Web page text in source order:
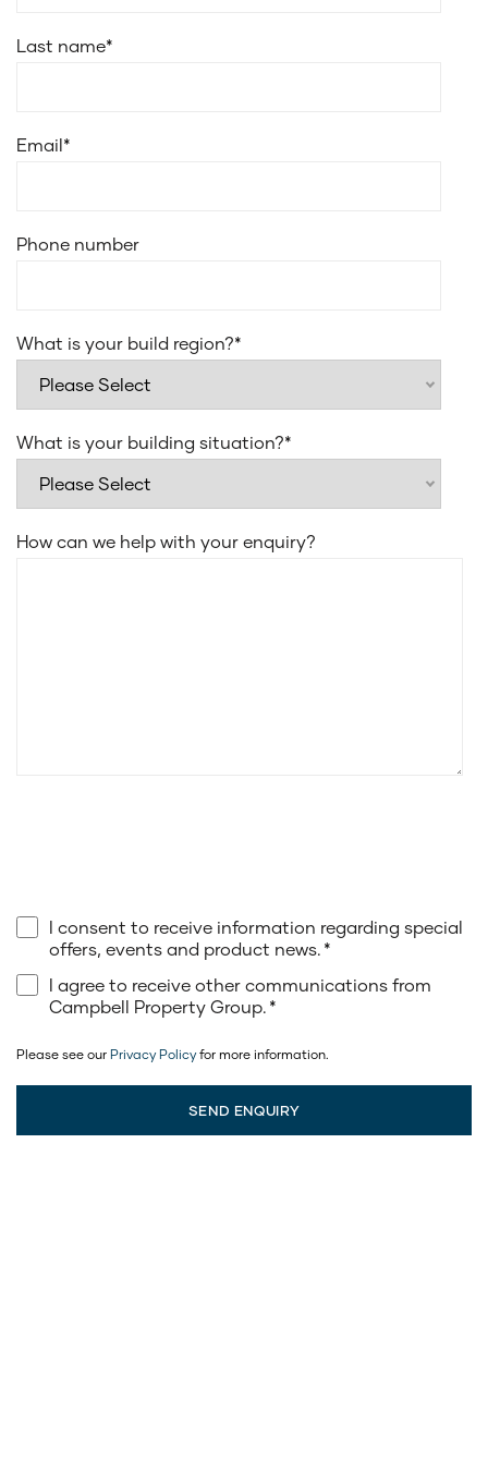
Last name*
Email*
Phone number
What is your build region?*
What is your building situation?*
How can we help with your enquiry?
I consent to receive information regarding special
offers, events and product news. *
I agree to receive other communications from
Campbell Property Group. *
Please see our Privacy Policyfor more information.